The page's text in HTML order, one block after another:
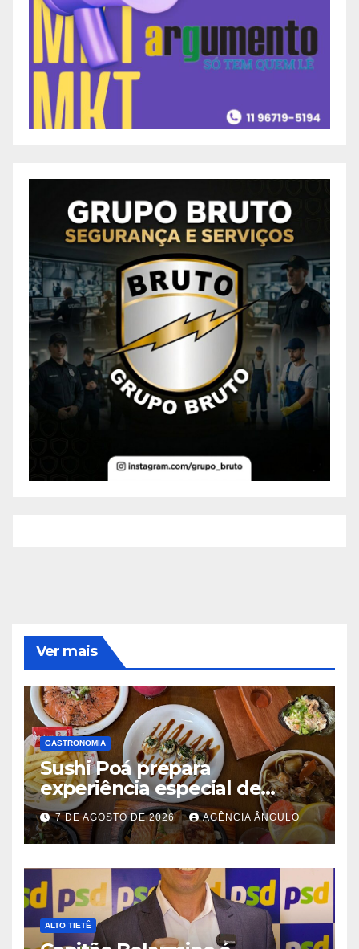
Ver mais
GASTRONOMIA
Sushi Poá prepara
experiência especial de
rodízio para o Dia dos Pais
7 DE AGOSTO DE 2026 AGÊNCIA ÂNGULO
ALTO TIETÊ